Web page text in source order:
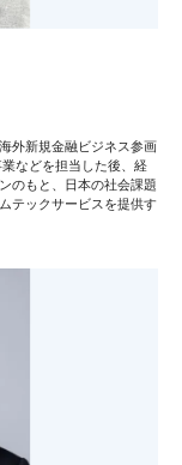
外新規金融ビジネス参画
などを担当した後、経
のもと、日本の社会課題
テックサービスを提供す